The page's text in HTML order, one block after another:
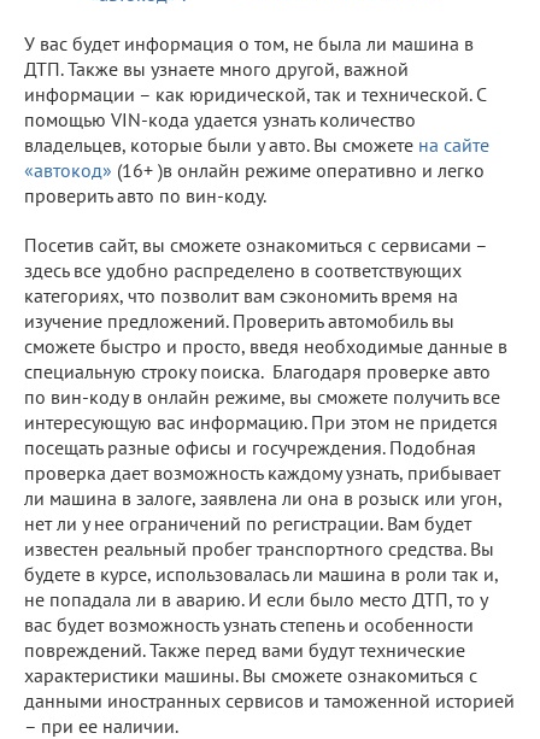
У вас будет информация о том, не была ли машина в
ДТП. Также вы узнаете много другой, важной
информации – как юридической, так и технической. С
помощью VIN-кода удается узнать количество
владельцев, которые были у авто. Вы сможете на сайте
«автокод» (16+ )в онлайн режиме оперативно и легко
проверить авто по вин-коду. ⠀
Посетив сайт, вы сможете ознакомиться с сервисами –
здесь все удобно распределено в соответствующих
категориях, что позволит вам сэкономить время на
изучение предложений. Проверить автомобиль вы
сможете быстро и просто, введя необходимые данные в
специальную строку поиска. Благодаря проверке авто
по вин-коду в онлайн режиме, вы сможете получить все
интересующую вас информацию. При этом не придется
посещать разные офисы и госучреждения. Подобная
проверка дает возможность каждому узнать, прибывает
ли машина в залоге, заявлена ли она в розыск или угон,
нет ли у нее ограничений по регистрации. Вам будет
известен реальный пробег транспортного средства. Вы
будете в курсе, использовалась ли машина в роли так и,
не попадала ли в аварию. И если было место ДТП, то у
вас будет возможность узнать степень и особенности
повреждений. Также перед вами будут технические
характеристики машины. Вы сможете ознакомиться с
данными иностранных сервисов и таможенной историей
– при ее наличии. ⠀